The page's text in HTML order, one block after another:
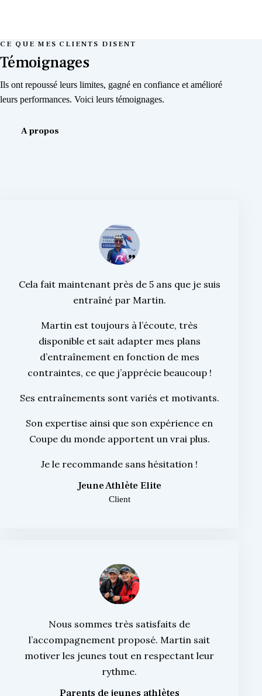
CE QUE MES CLIENTS DISENT
Témoignages
Ils ont repoussé leurs limites, gagné en confiance et amélioré
leurs performances. Voici leurs témoignages.
A propos
Cela fait maintenant près de 5 ans que je suis
entraîné par Martin.
Martin est toujours à l’écoute, très
disponible et sait adapter mes plans
d’entraînement en fonction de mes
contraintes, ce que j’apprécie beaucoup !
Ses entraînements sont variés et motivants.
Son expertise ainsi que son expérience en
Coupe du monde apportent un vrai plus.
Je le recommande sans hésitation !
Jeune Athlète Elite
Client
Nous sommes très satisfaits de
l’accompagnement proposé. Martin sait
motiver les jeunes tout en respectant leur
rythme.
Parents de jeunes athlètes